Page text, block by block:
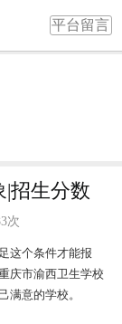
平台留言
招生分数
次
这个条件才能报
庆市渝西卫生学校
满意的学校。